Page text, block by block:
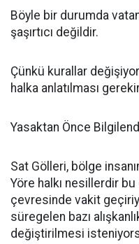
Böyle bir durumda
şaşırtıcı değildir.
Çünkü kurallar
halka anlatılması
Yasaktan Önce
Sat Gölleri, bölge
Yöre halkı nesillerdir bu
çevresinde vakit
süregelen bazı
değiştirilmesi